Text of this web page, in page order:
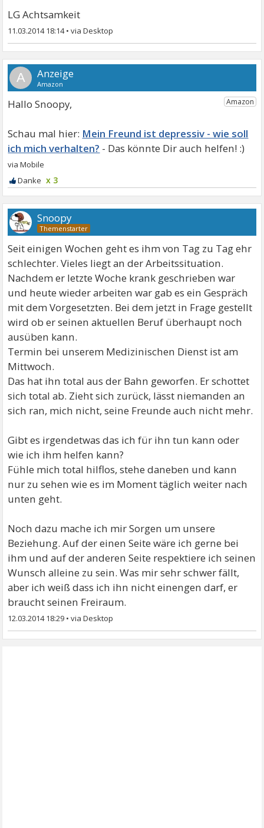
LG Achtsamkeit
11.03.2014 18:14•
A
Hallo Snoopy,
Mein Freund ist depressiv - wie soll
ich mich verhalten?
x 3
Snoopy
Seit einigen Wochen geht es ihm von Tag zu Tag ehr
schlechter. Vieles liegt an der Arbeitssituation.
Nachdem er letzte Woche krank geschrieben war
und heute wieder arbeiten war gab es ein Gespräch
mit dem Vorgesetzten. Bei dem jetzt in Frage gestellt
wird ob er seinen aktuellen Beruf überhaupt noch
ausüben kann.
Termin bei unserem Medizinischen Dienst ist am
Mittwoch.
Das hat ihn total aus der Bahn geworfen. Er schottet
sich total ab. Zieht sich zurück, lässt niemanden an
sich ran, mich nicht, seine Freunde auch nicht mehr.
Gibt es irgendetwas das ich für ihn tun kann oder
wie ich ihm helfen kann?
Fühle mich total hilflos, stehe daneben und kann
nur zu sehen wie es im Moment täglich weiter nach
unten geht.
Noch dazu mache ich mir Sorgen um unsere
Beziehung. Auf der einen Seite wäre ich gerne bei
ihm und auf der anderen Seite respektiere ich seinen
Wunsch alleine zu sein. Was mir sehr schwer fällt,
aber ich weiß dass ich ihn nicht einengen darf, er
braucht seinen Freiraum.
12.03.2014 18:29 •